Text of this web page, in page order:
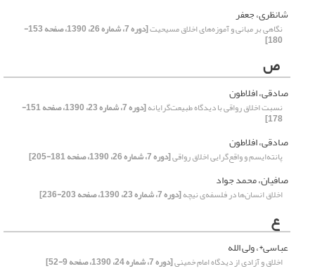
شانظری، جعفر
نگاهی بر مبانی و آموزه‌های اخلاق مسیحیت [دوره 7، شماره 26، 1390، صفحه 153-
180]
ص
صادقی، افلاطون
نسبت اخلاق رواقی با دیدگاه طبیعت‌گرایانه [دوره 7، شماره 23، 1390، صفحه 151-
178]
صادقی، افلاطون
پانته‌ایسم و واقع‌گرایی اخلاق رواقی[دوره 7، شماره 26، 1390، صفحه 181-205]
صافیان، محمد جواد
اخلاق انسان‌ها در فلسفه‌ی نیچه[دوره 7، شماره 23، 1390، صفحه 203-236]
ع
عباسی*، ولی الله
اخلاق و آزادی از دیدگاه امام خمینی[دوره 7، شماره 24، 1390، صفحه 9-52]